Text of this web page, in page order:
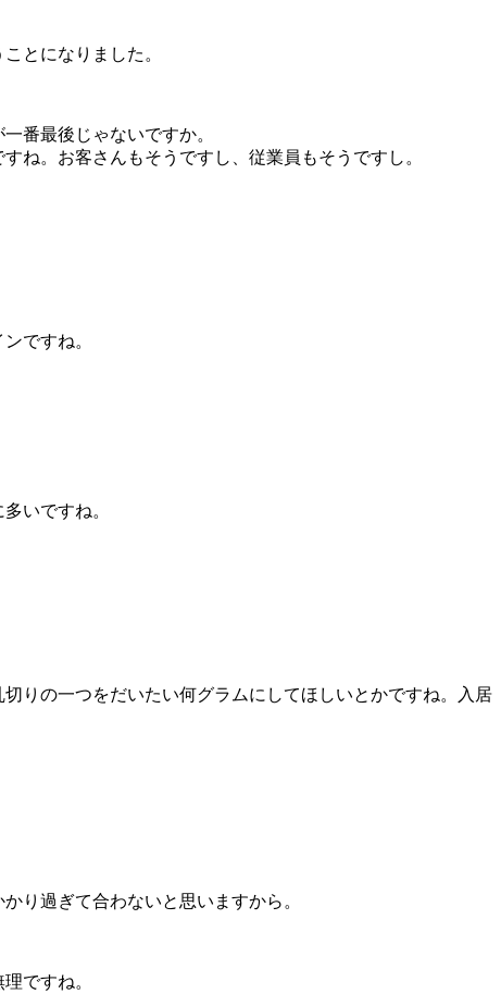
とになりました。
番最後じゃないですか。
ね。お客さんもそうですし、従業員もそうですし。
ですね。
いですね。
りの一つをだいたい何グラムにしてほしいとかですね。入居
り過ぎて合わないと思いますから。
ですね。